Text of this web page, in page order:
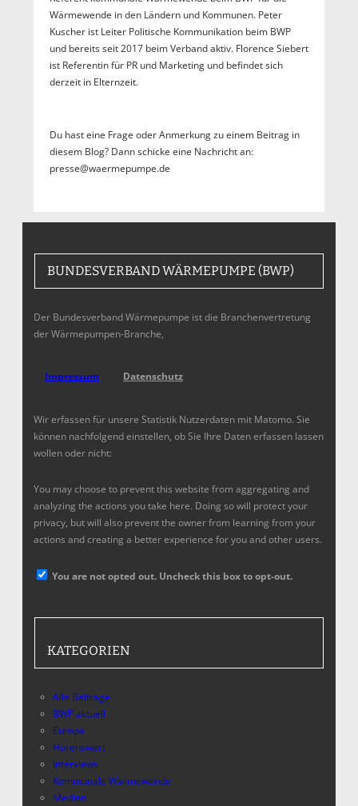
Wärmewende in den Ländern und Kommunen. Peter
Kuscher ist Leiter Politische Kommunikation beim BWP
und bereits seit 2017 beim Verband aktiv. Florence Siebert
ist Referentin für PR und Marketing und befindet sich
derzeit in Elternzeit.
Du hast eine Frage oder Anmerkung zu einem Beitrag in
diesem Blog? Dann schicke eine Nachricht an:
presse@waermepumpe.de
BUNDESVERBAND WÄRMEPUMPE (BWP)
Der Bundesverband Wärmepumpe ist die Branchenvertretung
der Wärmepumpen-Branche,
Impressum Datenschutz
Wir erfassen für unsere Statistik Nutzerdaten mit Matomo. Sie
können nachfolgend einstellen, ob Sie Ihre Daten erfassen lassen
wollen oder nicht:
You may choose to prevent this website from aggregating and
analyzing the actions you take here. Doing so will protect your
privacy, but will also prevent the owner from learning from your
actions and creating a better experience for you and other users.
You are not opted out. Uncheck this box to opt-out.
KATEGORIEN
Alle Beiträge
BWP aktuell
Europa
Hörenswert
Interviews
Kommunale Wärmewende
Medien